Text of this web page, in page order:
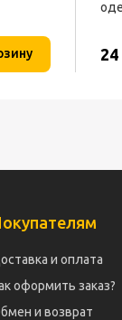
24
и оплата
оформить заказ?
и возврат